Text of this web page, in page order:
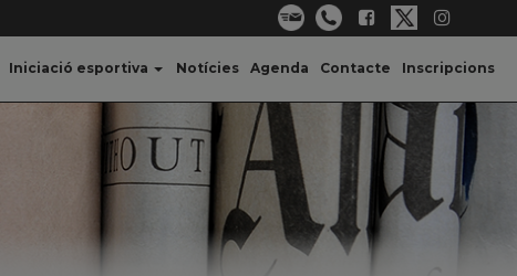
Iniciació esportiva Notícies Agenda Contacte Inscripcions